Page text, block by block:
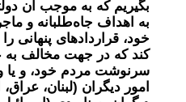
بگیریم که به موجب آن
به اهداف جاه‌طلبانه و
خود، قراردادهای پنهانی
کند که در جهت مخالف به
سرنوشت مردم خود، و یا
امور دیگران (لبنان، عراق،